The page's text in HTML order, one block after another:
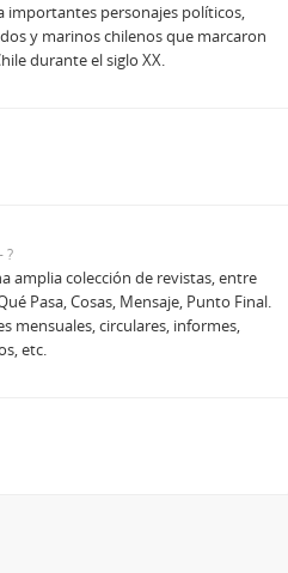
importantes personajes políticos,
y marinos chilenos que marcaron
durante el siglo XX.
?
amplia colección de revistas, entre
Pasa, Cosas, Mensaje, Punto Final.
mensuales, circulares, informes,
etc.